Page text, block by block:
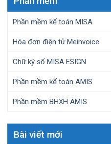
Phần mềm kế toán MISA
Hóa đơn điện tử Meinvoice
Chữ ký số MISA ESIGN
Phần mềm kế toán AMIS
Phần mềm BHXH AMIS
Bài viết mới